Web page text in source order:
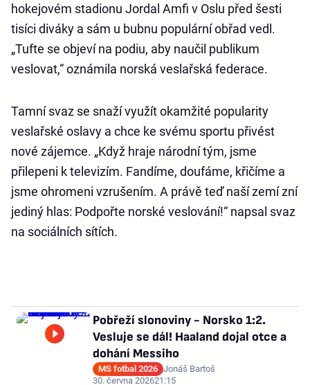
hokejovém stadionu Jordal Amfi v Oslu před šesti
tisíci diváky a sám u bubnu populární obřad vedl.
„Tufte se objeví na podiu, aby naučil publikum
veslovat,“ oznámila norská veslařská federace.
Tamní svaz se snaží využít okamžité popularity
veslařské oslavy a chce ke svému sportu přivést
nové zájemce. „Když hraje národní tým, jsme
přilepeni k televizím. Fandíme, doufáme, křičíme a
jsme ohromeni vzrušením. A právě teď naší zemí zní
jediný hlas: Podpořte norské veslování!“ napsal svaz
na sociálních sítích.
Pobřeží slonoviny - Norsko 1:2.
Vesluje se dál! Haaland dojal otce a
dohání Messiho
MS fotbal 2026 Jonáš Bartoš
30. června 202621:15